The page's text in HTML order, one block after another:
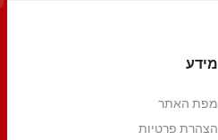
מידע
מפת האתר
הצהרת פרטיות